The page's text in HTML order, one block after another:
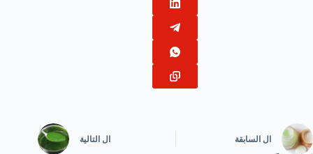
ال السابقة ال التالية